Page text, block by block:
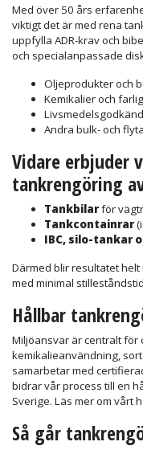
Med över 50 års
viktigt det är med rena
uppfylla ADR-krav och
och specialanpassade
Oljeprodukter och
Kemikalier och
Andra bulk- och
Vidare erbjuder
tankrengöring
Tankbilarför
Tankcontainrar
IBC, silo-tankar
Därmed blir resultatet
med minimal
Hållbar
Miljöansvar är centralt för
kemikalieanvändning,
samarbetar med
bidrar vår process till en
Sverige. Läs mer om vårt
Så går